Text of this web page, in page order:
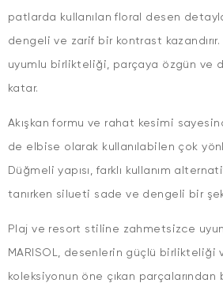
patlarda kullanılan floral desen
dengeli ve zarif bir kontrast kazandırır.
uyumlu birlikteliği, parçaya özgün ve
katar.
Akışkan formu ve rahat kesimi
de elbise olarak kullanılabilen çok
Düğmeli yapısı, farklı kullanım
tanırken silueti sade ve dengeli bir
Plaj ve resort stiline zahmetsizce
MARISOL, desenlerin güçlü birlikteliği
koleksiyonun öne çıkan